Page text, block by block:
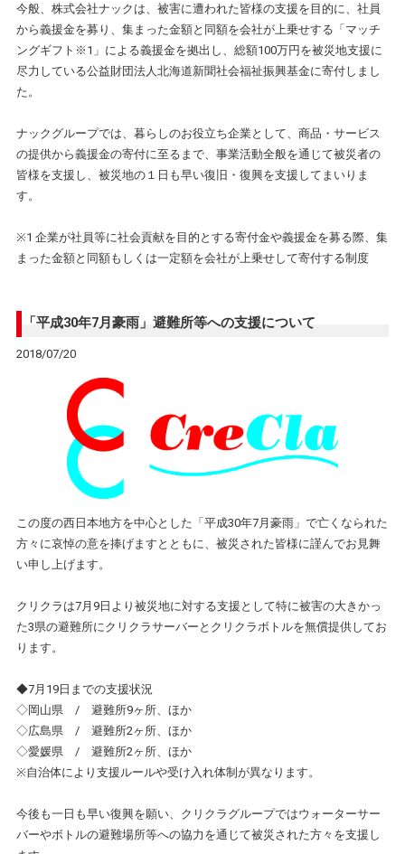
今般、株式会社ナックは、被害に遭われた皆様の支援を目的に、社員
から義援金を募り、集まった金額と同額を会社が上乗せする「マッチ
ングギフト※1」による義援金を拠出し、総額100万円を被災地支援に
尽力している公益財団法人北海道新聞社会福祉振興基金に寄付しまし
た。
ナックグループでは、暮らしのお役立ち企業として、商品・サービス
の提供から義援金の寄付に至るまで、事業活動全般を通じて被災者の
皆様を支援し、被災地の１日も早い復旧・復興を支援してまいりま
す。
※1 企業が社員等に社会貢献を目的とする寄付金や義援金を募る際、集
まった金額と同額もしくは一定額を会社が上乗せして寄付する制度
「平成30年7月豪雨」避難所等への支援について
2018/07/20
この度の西日本地方を中心とした「平成30年7月豪雨」で亡くなられた
方々に哀悼の意を捧げますとともに、被災された皆様に謹んでお見舞
い申し上げます。
クリクラは7月9日より被災地に対する支援として特に被害の大きかっ
た3県の避難所にクリクラサーバーとクリクラボトルを無償提供してお
ります。
◆7月19日までの支援状況
◇岡山県 / 避難所9ヶ所、ほか
◇広島県 / 避難所2ヶ所、ほか
◇愛媛県 / 避難所2ヶ所、ほか
※自治体により支援ルールや受け入れ体制が異なります。
今後も一日も早い復興を願い、クリクラグループではウォーターサー
バーやボトルの避難場所等への協力を通じて被災された方々を支援し